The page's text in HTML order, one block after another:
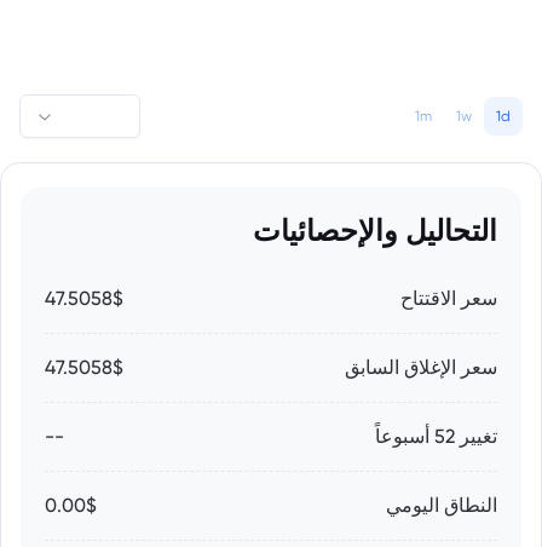
1d
1w
1m
التحاليل والإحصائيات
سعر الاقتتاح 47.5058$
سعر الإغلاق السابق 47.5058$
تغيير 52 أسبوعاً --
النطاق اليومي 0.00$